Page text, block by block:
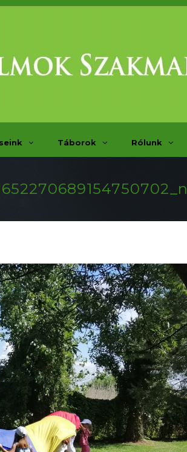
Táborok Rólunk